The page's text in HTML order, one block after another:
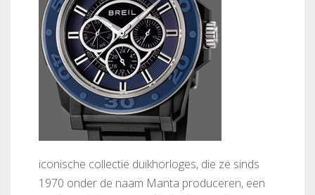
iconische collectie duikhorloges, die ze sinds
1970 onder de naam Manta produceren, een